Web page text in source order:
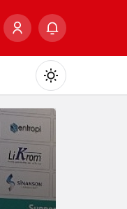
Mod
değiştir